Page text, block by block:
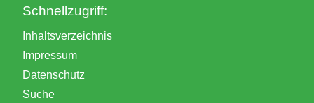
Schnellzugriff:
Inhaltsverzeichnis
Impressum
Datenschutz
Suche